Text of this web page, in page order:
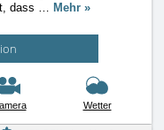
dass … Mehr »
Wetter